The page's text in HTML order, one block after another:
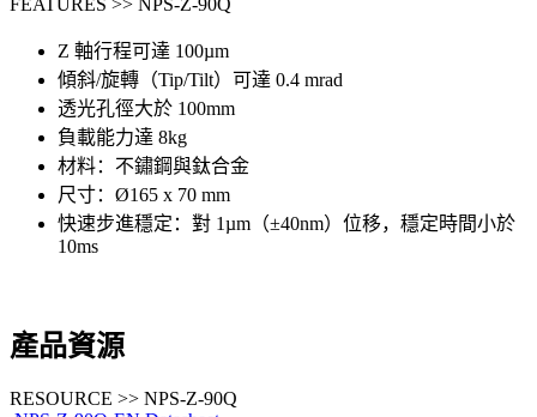
Z 軸行程可達 100µm
傾斜/旋轉（Tip/Tilt）可達 0.4 mrad
透光孔徑大於 100mm
負載能力達 8kg
材料：不鏽鋼與鈦合金
尺寸：Ø165 x 70 mm
快速步進穩定：對 1µm（±40nm）位移，穩定時間小於
10ms
產品資源
RESOURCE >> NPS-Z-90Q